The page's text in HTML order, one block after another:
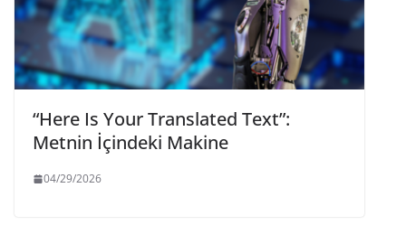
“Here Is Your Translated Text”:
Metnin İçindeki Makine
04/29/2026